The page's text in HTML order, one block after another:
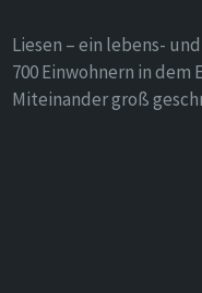
Liesen – ein lebens-
700 Einwohnern in
Miteinander groß